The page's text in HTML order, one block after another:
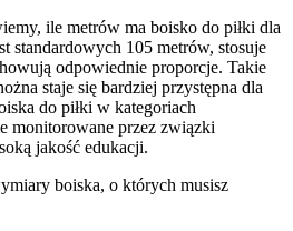
ile metrów ma boisko do piłki dla
standardowych 105 metrów, stosuje
odpowiednie proporcje. Takie
staje się bardziej przystępna dla
do piłki w kategoriach
monitorowane przez związki
jakość edukacji.
boiska, o których musisz